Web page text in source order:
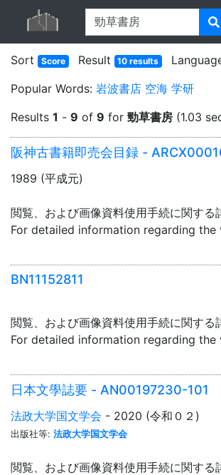
Sort
Score Result 10 results
Popular Words: 岩波書店 空海 学研
Results 1 - 9 of 9 for 勁草書房 (1.03
阪神古書籍即売会目録 -
1989 (平成元)
閲覧、および画像資料使用手続に関する
For detailed information regarding
BN11152811
閲覧、および画像資料使用手続に関する
For detailed information regarding
日本文學誌要 - AN00197230-101
法政大学国文学会 - 2020 (令和０２)
出版社等: 法政大学国文学会
閲覧、および画像資料使用手続に関する